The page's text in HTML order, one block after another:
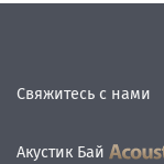
Свяжитесь с нами
Акустик Бай